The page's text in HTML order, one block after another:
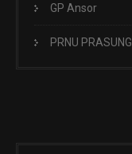
GP Ansor
PRNU PRASUNG